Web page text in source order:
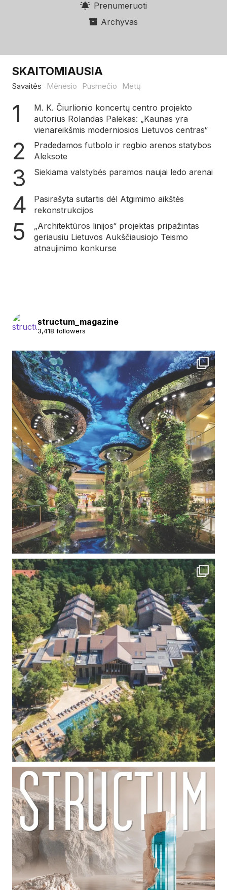
Prenumeruoti
Archyvas
SKAITOMIAUSIA
Savaitės Mėnesio Pusmečio Metų
M. K. Čiurlionio koncertų centro projekto
autorius Rolandas Palekas: „Kaunas yra
vienareikšmis moderniosios Lietuvos centras“
Pradedamos futbolo ir regbio arenos statybos
Aleksote
Siekiama valstybės paramos naujai ledo arenai
Pasirašyta sutartis dėl Atgimimo aikštės
rekonstrukcijos
„Architektūros linijos“ projektas pripažintas
geriausiu Lietuvos Aukščiausiojo Teismo
atnaujinimo konkurse
structum_magazine
3,418 followers